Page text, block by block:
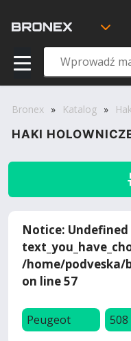
Bronex » Katalog »
HAKI
Notice:
/home/
on line57
Peugeot 508